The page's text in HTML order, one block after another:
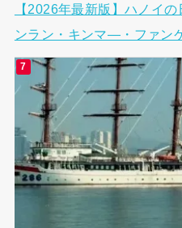
【2026年最新版】ハノイ
ンラン・キンマ―・ファン